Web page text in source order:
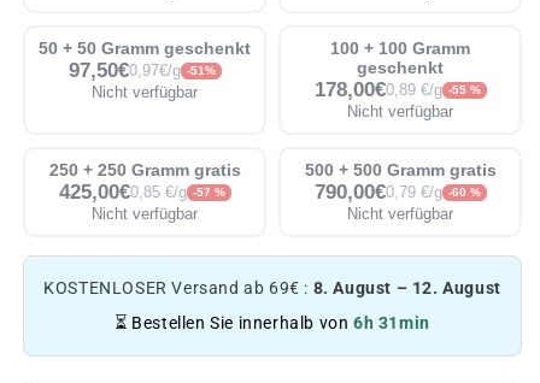
50 + 50 Gramm geschenkt
97,50€0,97€/g -51%
Nicht verfügbar
100 + 100 Gramm
geschenkt
178,00€0,89 €/g -55 %
Nicht verfügbar
250 + 250 Gramm gratis
425,00€0,85 €/g -57 %
Nicht verfügbar
500 + 500 Gramm gratis
790,00€0,79 €/g -60 %
Nicht verfügbar
KOSTENLOSER Versand ab 69€ : 8. August – 12. August
⏳ Bestellen Sie innerhalb von6h 31min